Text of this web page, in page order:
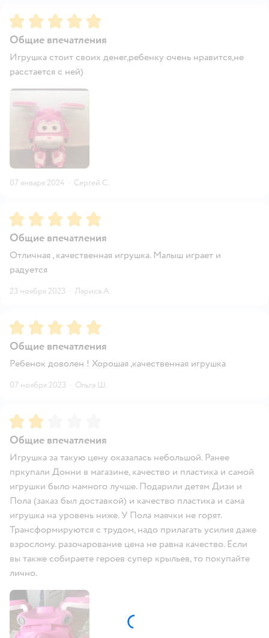
Рейтинг:5
Общие впечатления
Игрушка стоит своих денег,ребенку очень нравится,не
расстается с ней)
07 января 2024 · Сергей С.
Рейтинг:5
Общие впечатления
Отличная , качественная игрушка. Малыш играет и
радуется
23 ноября 2023 · Лариса А.
Рейтинг:5
Общие впечатления
Ребенок доволен ! Хорошая ,качественная игрушка
07 ноября 2023 · Ольга Ш.
Рейтинг:
Общие впечатления
Игрушка за такую цену оказалась небольшой. Ранее
пркупали Донни в магазине, качество и пластика и самой
игрушки было намного лучше. Подарили детям Дизи и
Пола (заказ был доставкой) и качество пластика и сама
игрушка на уровень ниже. У Пола маячки не горят.
Трансформируются с трудом, надо прилагать усилия даже
взрослому. разочарование цена не равна качество. Если
вы также собираете героев супер крыльев, то покупайте
лично.